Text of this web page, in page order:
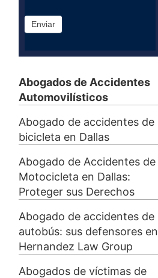
Enviar
Abogados de Accidentes
Automovilísticos
Abogado de accidentes de
bicicleta en Dallas
Abogado de Accidentes de
Motocicleta en Dallas:
Proteger sus Derechos
Abogado de accidentes de
autobús: sus defensores en
Hernandez Law Group
Abogados de víctimas de